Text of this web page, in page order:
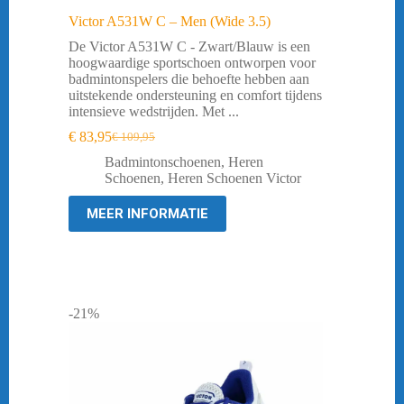
Victor A531W C – Men (Wide 3.5)
De Victor A531W C - Zwart/Blauw is een
hoogwaardige sportschoen ontworpen voor
badmintonspelers die behoefte hebben aan
uitstekende ondersteuning en comfort tijdens
intensieve wedstrijden. Met ...
€109,95
Oorspronkelijke
prijs
was:
€ 109,95.
€ 83,95Huidige
prijs
is:
€ 83,95.
Badmintonschoenen, Heren
Schoenen, Heren Schoenen Victor
MEER INFORMATIE
-21%